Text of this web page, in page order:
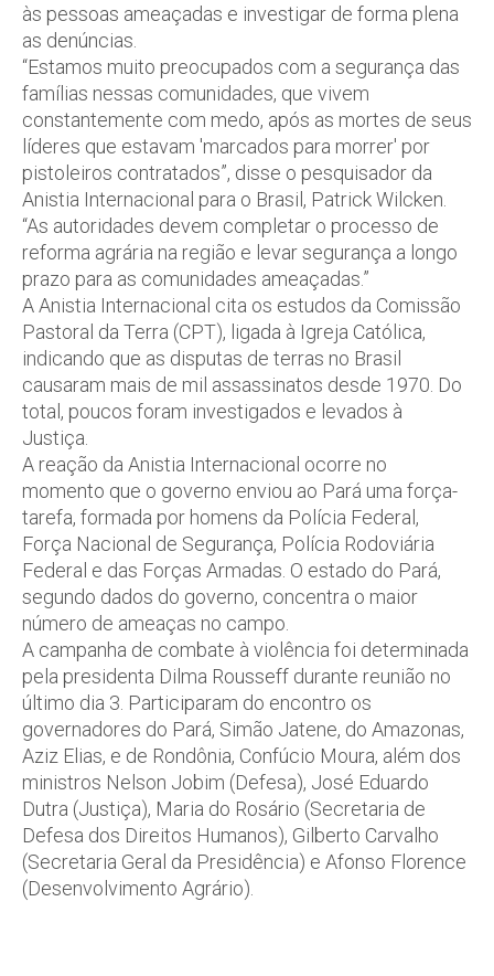
às pessoas ameaçadas e investigar de forma plena
as denúncias.
“Estamos muito preocupados com a segurança das
famílias nessas comunidades, que vivem
constantemente com medo, após as mortes de seus
líderes que estavam 'marcados para morrer' por
pistoleiros contratados”, disse o pesquisador da
Anistia Internacional para o Brasil, Patrick Wilcken.
“As autoridades devem completar o processo de
reforma agrária na região e levar segurança a longo
prazo para as comunidades ameaçadas.”
A Anistia Internacional cita os estudos da Comissão
Pastoral da Terra (CPT), ligada à Igreja Católica,
indicando que as disputas de terras no Brasil
causaram mais de mil assassinatos desde 1970. Do
total, poucos foram investigados e levados à
Justiça.
A reação da Anistia Internacional ocorre no
momento que o governo enviou ao Pará uma força-
tarefa, formada por homens da Polícia Federal,
Força Nacional de Segurança, Polícia Rodoviária
Federal e das Forças Armadas. O estado do Pará,
segundo dados do governo, concentra o maior
número de ameaças no campo.
A campanha de combate à violência foi determinada
pela presidenta Dilma Rousseff durante reunião no
último dia 3. Participaram do encontro os
governadores do Pará, Simão Jatene, do Amazonas,
Aziz Elias, e de Rondônia, Confúcio Moura, além dos
ministros Nelson Jobim (Defesa), José Eduardo
Dutra (Justiça), Maria do Rosário (Secretaria de
Defesa dos Direitos Humanos), Gilberto Carvalho
(Secretaria Geral da Presidência) e Afonso Florence
(Desenvolvimento Agrário).